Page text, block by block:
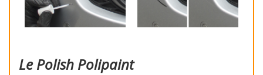
Le Polish Polipaint